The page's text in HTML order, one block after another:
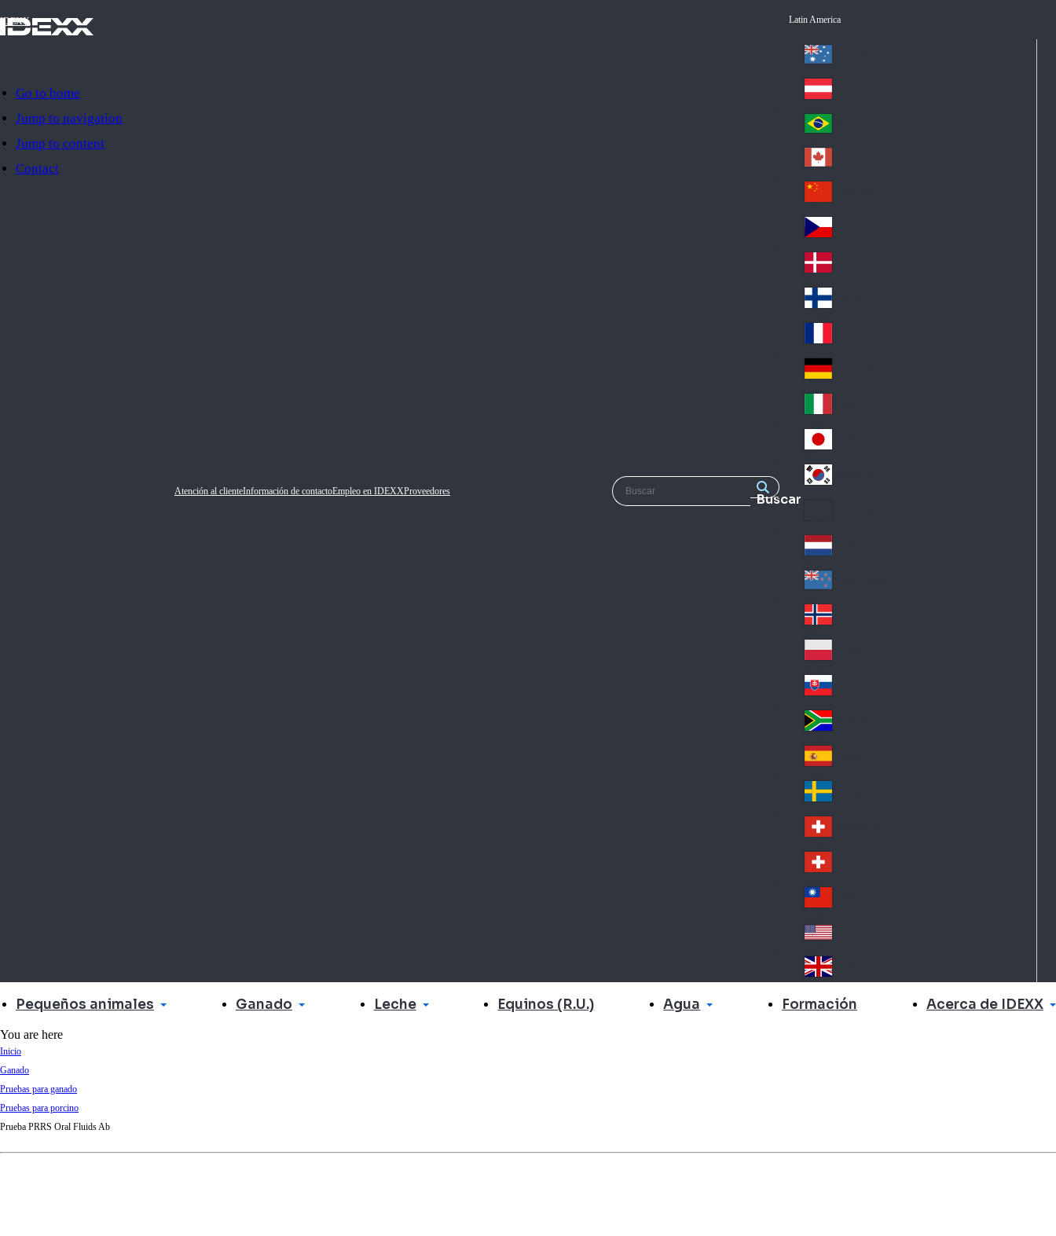
Go to home
Jump to navigation
Jump to content
Contact
IDEXX
Atención al clienteInformación de contactoEmpleo en IDEXXProveedores Buscar
Latin America
Au
str
ali
a
Au
stri
a
Br
azi
l
Ca
na
da
Ch
ina
Cz
ec
h
De
nm
ark
Fin
d
Fra
nc
e
Ge
an
y
Ital
y
Jap
an
Lat
in
A
me
ric
a
Ne
the
rla
nd
s
Ne
w
Ze
ala
nd
No
rw
ay
Pol
an
d
Slo
va
kia
So
uth
Af
ric
a
Sp
ain
Sw
ed
en
Sw
itz
erl
an
d
Sw
itz
erl
an
d
wa
n
A
Un
ite
Pequeños animales Ganado Leche Equinos (R.U.) Agua Formación Acerca de IDEXX
You are here
Inicio
Ganado
Pruebas para ganado
Pruebas para porcino
Prueba PRRS Oral Fluids Ab